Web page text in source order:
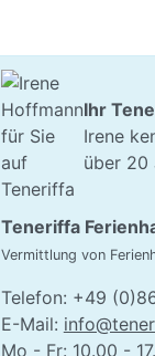
Ihr
Irene
über 20
Teneriffa
Vermittlung von
Telefon: +49
E-Mail:
Mo - Fr: 10.00 -